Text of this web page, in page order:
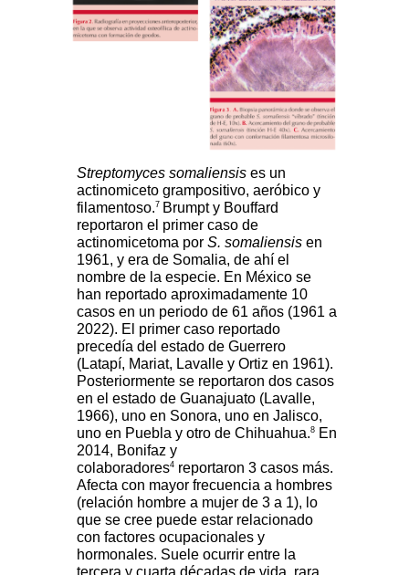
Streptomyces somaliensis es un
actinomiceto grampositivo, aeróbico y
filamentoso.7 Brumpt y Bouffard
reportaron el primer caso de
actinomicetoma por S. somaliensis en
1961, y era de Somalia, de ahí el
nombre de la especie. En México se
han reportado aproximadamente 10
casos en un periodo de 61 años (1961 a
2022). El primer caso reportado
precedía del estado de Guerrero
(Latapí, Mariat, Lavalle y Ortiz en 1961).
Posteriormente se reportaron dos casos
en el estado de Guanajuato (Lavalle,
1966), uno en Sonora, uno en Jalisco,
uno en Puebla y otro de Chihuahua.8 En
2014, Bonifaz y
colaboradores4 reportaron 3 casos más.
Afecta con mayor frecuencia a hombres
(relación hombre a mujer de 3 a 1), lo
que se cree puede estar relacionado
con factores ocupacionales y
hormonales. Suele ocurrir entre la
tercera y cuarta décadas de vida, rara